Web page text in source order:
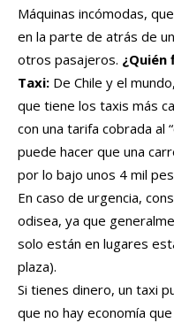
Máquinas incómodas,
en la parte de atrás de
otros pasajeros. ¿Quién
Taxi: De Chile y el
que tiene los taxis más
con una tarifa cobrada al
puede hacer que una
por lo bajo unos 4 mil
En caso de urgencia,
odisea, ya que
solo están en lugares
plaza).
Si tienes dinero, un taxi
que no hay economía